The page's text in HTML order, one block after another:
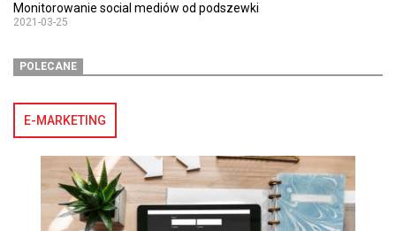
Monitorowanie social mediów od podszewki
2021-03-25
POLECANE
E-MARKETING